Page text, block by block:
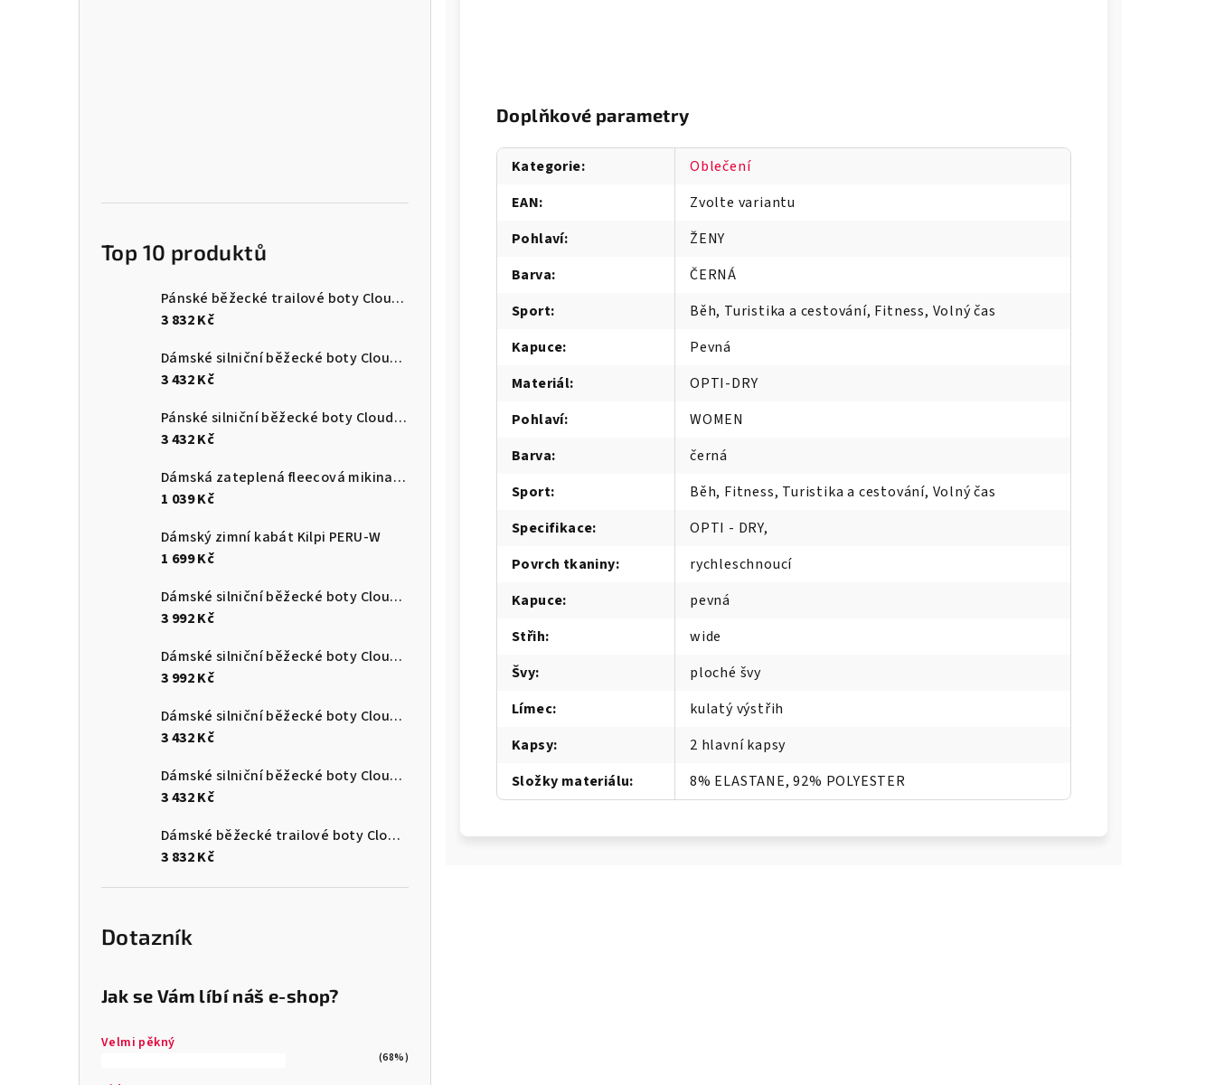
Top 10 produktů
Pánské běžecké trailové boty Cloudultra 3
3 832 Kč
Dámské silniční běžecké boty Cloudswift 4
3 432 Kč
Pánské silniční běžecké boty Cloudsurfer Max
3 432 Kč
Dámská zateplená fleecová mikina s kapucí Kilpi NEVIA-W
1 039 Kč
Dámský zimní kabát Kilpi PERU-W
1 699 Kč
Dámské silniční běžecké boty Cloudmonster 3
3 992 Kč
Dámské silniční běžecké boty Cloudmonster 3
3 992 Kč
Dámské silniční běžecké boty Cloudsurfer Max
3 432 Kč
Dámské silniční běžecké boty Cloudsurfer Max
3 432 Kč
Dámské běžecké trailové boty Cloudultra 3
3 832 Kč
Dotazník
Jak se Vám líbí náš e-shop?
Velmi pěkný
(68%)
Doplňkové parametry
Kategorie:
Oblečení
EAN:
Zvolte variantu
Pohlaví:
ŽENY
Barva:
ČERNÁ
Sport:
Běh, Turistika a cestování, Fitness, Volný čas
Kapuce:
Pevná
Materiál:
OPTI-DRY
Pohlaví:
WOMEN
Barva:
černá
Sport:
Běh, Fitness, Turistika a cestování, Volný čas
Specifikace:
OPTI - DRY,
Povrch tkaniny:
rychleschnoucí
Kapuce:
pevná
Střih:
wide
Švy:
ploché švy
Límec:
kulatý výstřih
Kapsy:
2 hlavní kapsy
Složky materiálu: 8% ELASTANE, 92% POLYESTER